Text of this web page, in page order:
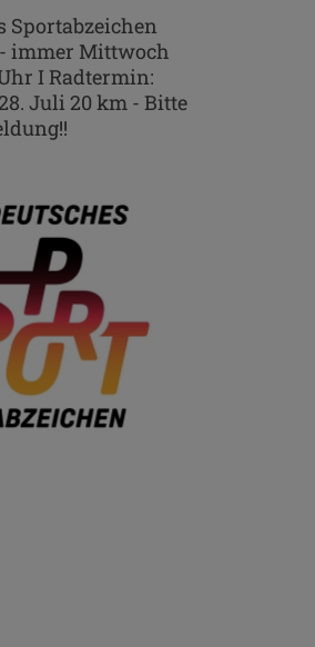
Sportabzeichen
immer Mittwoch
I Radtermin:
Juli 20 km - Bitte